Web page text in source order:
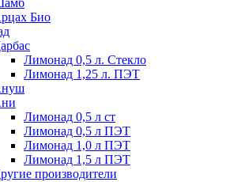
Био
Лимонад 0,5 л. Стекло
Лимонад 1,25 л. ПЭТ
Лимонад 0,5 л ст
Лимонад 0,5 л ПЭТ
Лимонад 1,0 л ПЭТ
Лимонад 1,5 л ПЭТ
производители